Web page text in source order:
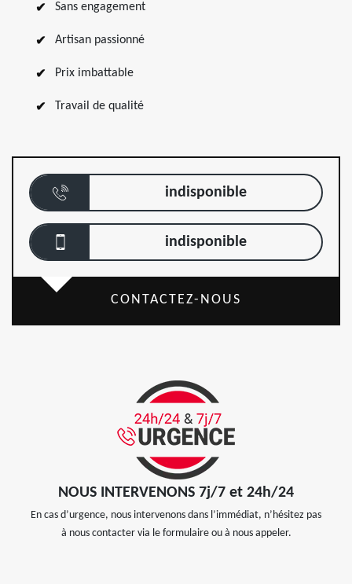
Sans engagement
Artisan passionné
Prix imbattable
Travail de qualité
indisponible
indisponible
CONTACTEZ-NOUS
NOUS INTERVENONS 7j/7 et 24h/24
En cas d’urgence, nous intervenons dans l’immédiat, n’hésitez pas
à nous contacter via le formulaire ou à nous appeler.